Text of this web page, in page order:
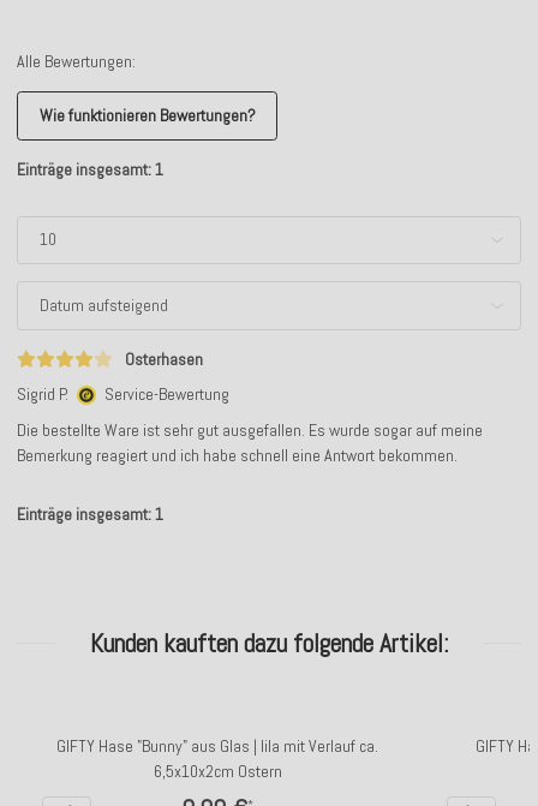
Alle Bewertungen:
Wie funktionieren Bewertungen?
Einträge insgesamt: 1
Osterhasen
Sigrid P.
Service-Bewertung
Die bestellte Ware ist sehr gut ausgefallen. Es wurde sogar auf meine
Bemerkung reagiert und ich habe schnell eine Antwort bekommen.
Einträge insgesamt: 1
Kunden kauften dazu folgende Artikel:
GIFTY Hase "Bunny" aus Glas | lila mit Verlauf ca.
6,5x10x2cm Ostern
GIFTY